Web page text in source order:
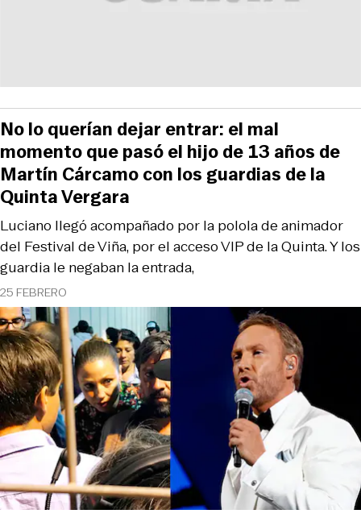
25 FEBRERO
Luciano llegó acompañado por la polola de animador
del Festival de Viña, por el acceso VIP de la Quinta. Y los
guardia le negaban la entrada,
No lo querían dejar entrar: el mal
momento que pasó el hijo de 13 años de
Martín Cárcamo con los guardias de la
Quinta Vergara